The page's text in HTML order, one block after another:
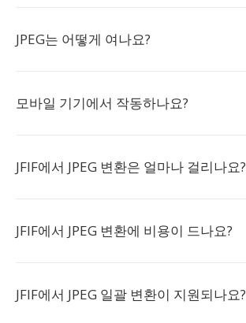
JPEG는 어떻게 여나요?
모바일 기기에서 작동하나요?
JFIF에서 JPEG 변환은 얼마나 걸리나요?
JFIF에서 JPEG 변환에 비용이 드나요?
JFIF에서 JPEG 일괄 변환이 지원되나요?